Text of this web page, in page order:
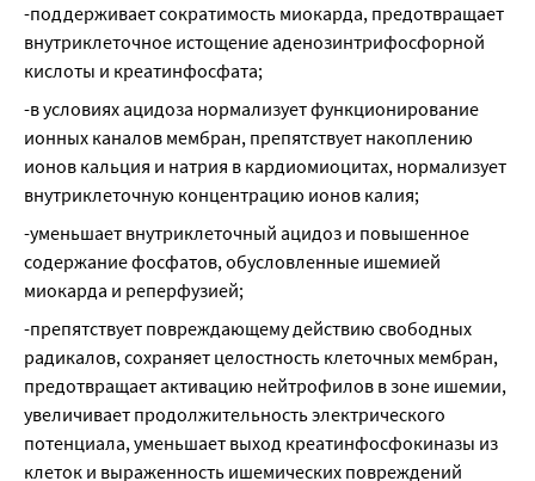
-поддерживает сократимость миокарда, предотвращает
внутриклеточное истощение аденозинтрифосфорной
кислоты и креатинфосфата;
-в условиях ацидоза нормализует функционирование
ионных каналов мембран, препятствует накоплению
ионов кальция и натрия в кардиомиоцитах, нормализует
внутриклеточную концентрацию ионов калия;
-уменьшает внутриклеточный ацидоз и повышенное
содержание фосфатов, обусловленные ишемией
миокарда и реперфузией;
-препятствует повреждающему действию свободных
радикалов, сохраняет целостность клеточных мембран,
предотвращает активацию нейтрофилов в зоне ишемии,
увеличивает продолжительность электрического
потенциала, уменьшает выход креатинфосфокиназы из
клеток и выраженность ишемических повреждений